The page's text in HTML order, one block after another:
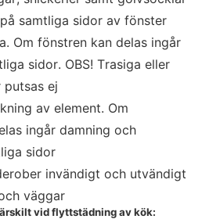
samtliga sidor av fönster
Om fönstren kan delas ingår
sidor. OBS! Trasiga eller
putsas ej
av element. Om
ingår damning och
sidor
invändigt och utvändigt
väggar
vid flyttstädning av kök: